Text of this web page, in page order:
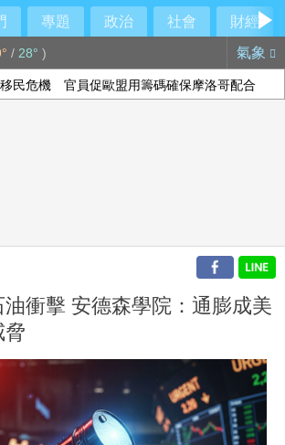
專題 政治 社會
財經
/ 28° ) 氣象
民危機 官員促歐盟用籌碼確保摩洛哥配合
衝擊 安德森學院：通膨成美
脅